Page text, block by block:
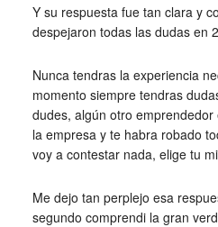
Y su respuesta fue tan clara y
despejaron todas las dudas en
Nunca tendras la experiencia
momento siempre tendras
dudes, algún otro
la empresa y te habra robado
voy a contestar nada, elige tu
Me dejo tan perplejo esa
segundo comprendi la gran